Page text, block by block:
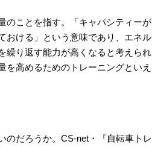
のことを指す。「キャパシティーが
おける」という意味であり、エネル
繰り返す能力が高くなると考えられ
を高めるためのトレーニングといえ
のだろうか。CS-net・『自転車トレ